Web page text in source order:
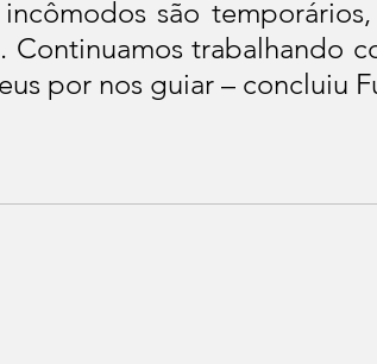
são
Continuamos trabalhando
por nos guiar – concluiu